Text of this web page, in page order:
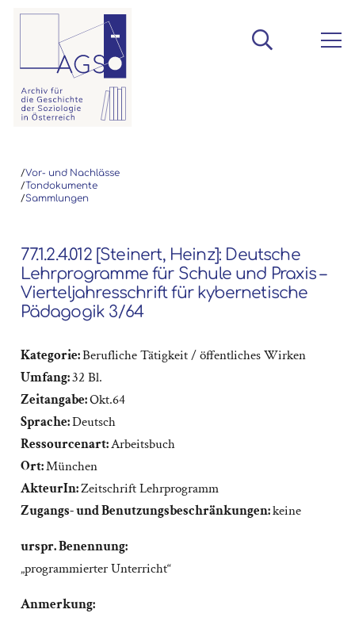
/Vor- und Nachlässe
/Tondokumente
/Sammlungen
77.1.2.4.012 [Steinert, Heinz]: Deutsche
Lehrprogramme für Schule und Praxis –
Vierteljahresschrift für kybernetische
Pädagogik 3/64
Kategorie:Berufliche Tätigkeit / öffentliches Wirken
Umfang:32 Bl.
Zeitangabe:Okt.64
Sprache:Deutsch
Ressourcenart:Arbeitsbuch
Ort:München
AkteurIn:Zeitschrift Lehrprogramm
Zugangs- und Benutzungsbeschränkungen:keine
urspr. Benennung:
„programmierter Unterricht“
Anmerkung: